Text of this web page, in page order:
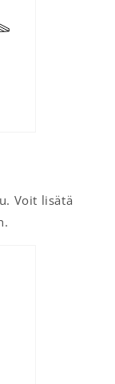
Voit lisätä